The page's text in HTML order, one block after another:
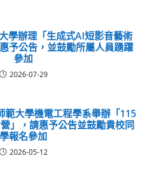
學辦理「生成式AI短影音藝術
予公告，並鼓勵所屬人員踴躍
參加
2026-07-29
範大學機電工程學系舉辦「115
」，請惠予公告並鼓勵貴校同
學報名參加
2026-05-12